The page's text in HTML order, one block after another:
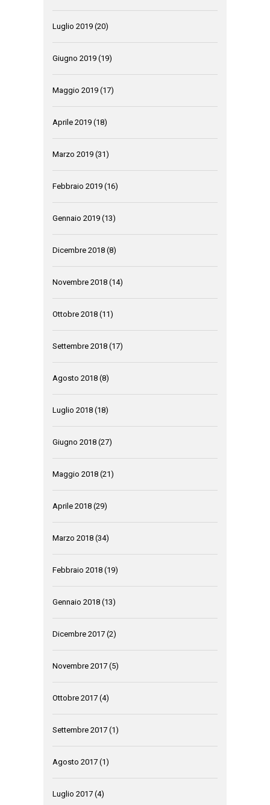
Luglio 2019 (20)
Giugno 2019 (19)
Maggio 2019 (17)
Aprile 2019 (18)
Marzo 2019 (31)
Febbraio 2019 (16)
Gennaio 2019 (13)
Dicembre 2018 (8)
Novembre 2018 (14)
Ottobre 2018 (11)
Settembre 2018 (17)
Agosto 2018 (8)
Luglio 2018 (18)
Giugno 2018 (27)
Maggio 2018 (21)
Aprile 2018 (29)
Marzo 2018 (34)
Febbraio 2018 (19)
Gennaio 2018 (13)
Dicembre 2017 (2)
Novembre 2017 (5)
Ottobre 2017 (4)
Settembre 2017 (1)
Agosto 2017 (1)
Luglio 2017 (4)